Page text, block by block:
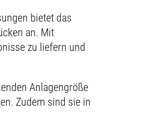
bietet das
an. Mit
zu liefern und
Anlagengröße
Zudem sind sie in